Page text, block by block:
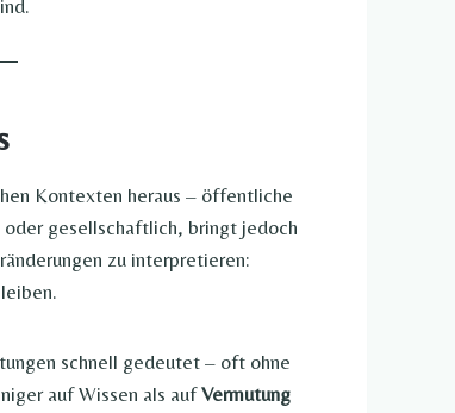
Kontexten heraus – öffentliche
gesellschaftlich, bringt jedoch
zu interpretieren:
schnell gedeutet – oft ohne
auf Wissen als aufVermutung